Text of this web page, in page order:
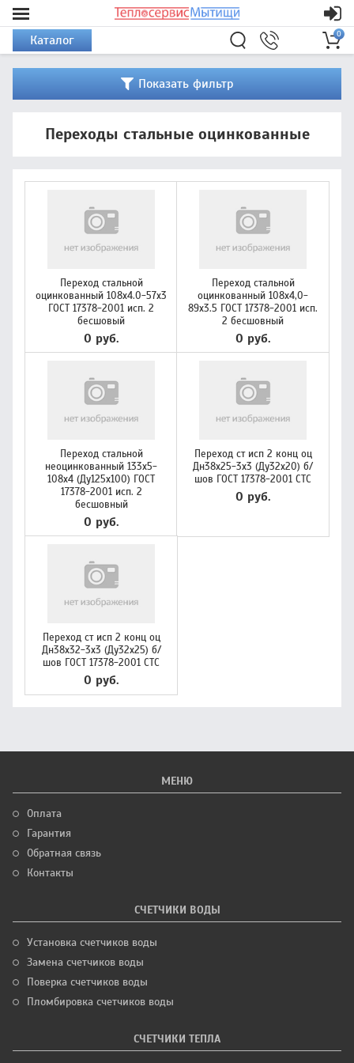
Каталог 0
Показать фильтр
Переходы стальные оцинкованные
Переход стальной
оцинкованный 108х4.0-57х3
ГОСТ 17378-2001 исп. 2
бесшовый
0 руб.
Переход стальной
оцинкованный 108х4,0-
89х3.5 ГОСТ 17378-2001 исп.
2 бесшовный
0 руб.
Переход стальной
неоцинкованный 133х5-
108х4 (Ду125х100) ГОСТ
17378-2001 исп. 2
бесшовный
0 руб.
Переход ст исп 2 конц оц
Дн38х25-3х3 (Ду32х20) б/
шов ГОСТ 17378-2001 СТС
0 руб.
Переход ст исп 2 конц оц
Дн38х32-3х3 (Ду32х25) б/
шов ГОСТ 17378-2001 СТС
0 руб.
МЕНЮ
Оплата
Гарантия
Обратная связь
Контакты
СЧЕТЧИКИ ВОДЫ
Установка счетчиков воды
Замена счетчиков воды
Поверка счетчиков воды
Пломбировка счетчиков воды
СЧЕТЧИКИ ТЕПЛА